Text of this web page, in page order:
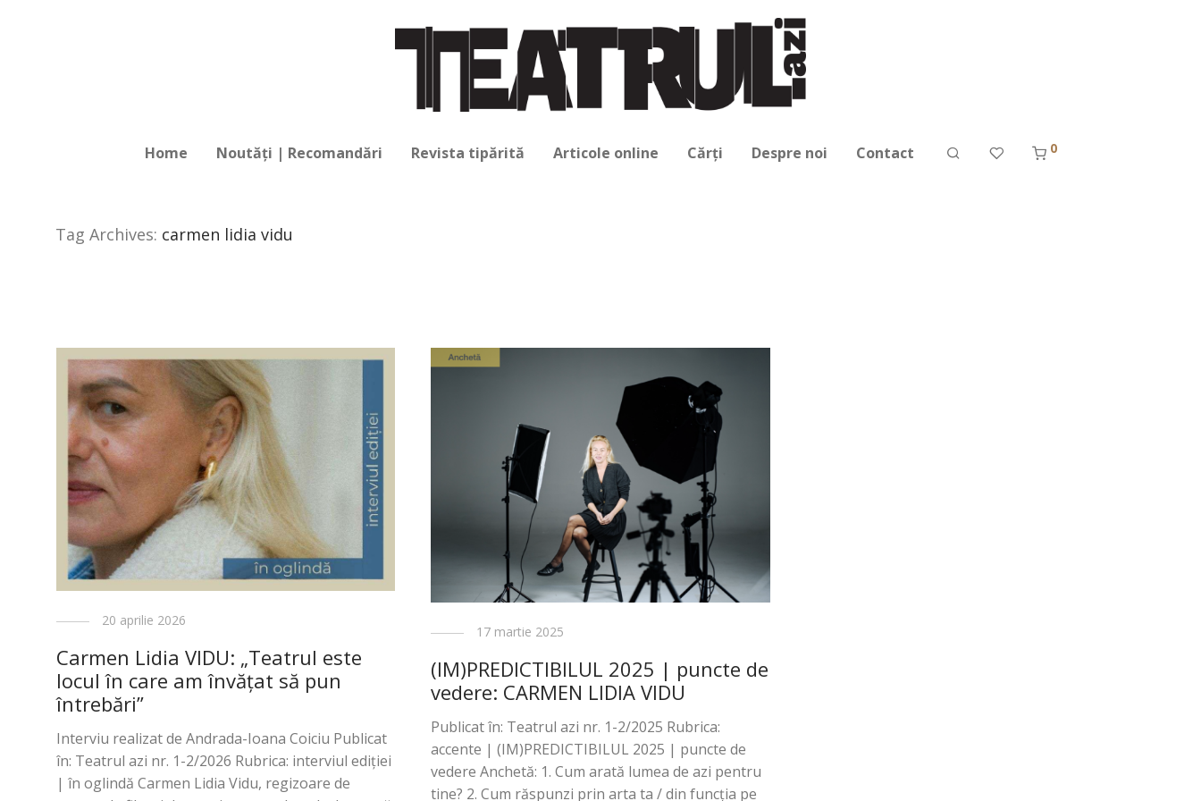
Home Noutăți | Recomandări Revista tipărită Articole online Cărți Despre noi Contact 0
Tag Archives: carmen lidia vidu
20 aprilie 2026
Carmen Lidia VIDU: „Teatrul este
locul în care am învățat să pun
întrebări”
Interviu realizat de Andrada-Ioana Coiciu Publicat
în: Teatrul azi nr. 1-2/2026 Rubrica: interviul ediţiei
| în oglindă Carmen Lidia Vidu, regizoare de
17 martie 2025
(IM)PREDICTIBILUL 2025 | puncte de
vedere: CARMEN LIDIA VIDU
Publicat în: Teatrul azi nr. 1-2/2025 Rubrica:
accente | (IM)PREDICTIBILUL 2025 | puncte de
vedere Anchetă: 1.⁠ ⁠Cum arată lumea de azi pentru
tine? 2.⁠ ⁠Cum răspunzi prin arta ta / din funcția pe